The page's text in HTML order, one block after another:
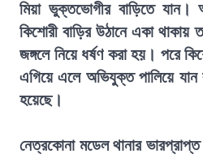
মিয়া ভুক্তভোগীর বাড়িতে
কিশোরী বাড়ির উঠানে একা
জঙ্গলে নিয়ে ধর্ষণ করা হয়। পরে
এগিয়ে এলে অভিযুক্ত পালিয়ে
হয়েছে।
নেত্রকোনা মডেল থানার